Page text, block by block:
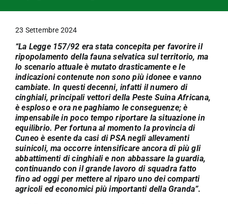
L’Agricoltore cuneese
Fotogallery
Lavora con noi
Contatti
23 Settembre 2024
“La Legge 157/92 era stata concepita per favorire il
ripopolamento della fauna selvatica sul territorio, ma
lo scenario attuale è mutato drasticamente e le
indicazioni contenute non sono più idonee e vanno
cambiate. In questi decenni, infatti il numero di
cinghiali, principali vettori della Peste Suina Africana,
è esploso e ora ne paghiamo le conseguenze; è
impensabile in poco tempo riportare la situazione in
equilibrio. Per fortuna al momento la provincia di
Cuneo è esente da casi di PSA negli allevamenti
suinicoli, ma occorre intensificare ancora di più gli
abbattimenti di cinghiali e non abbassare la guardia,
continuando con il grande lavoro di squadra fatto
fino ad oggi per mettere al riparo uno dei comparti
agricoli ed economici più importanti della Granda”.